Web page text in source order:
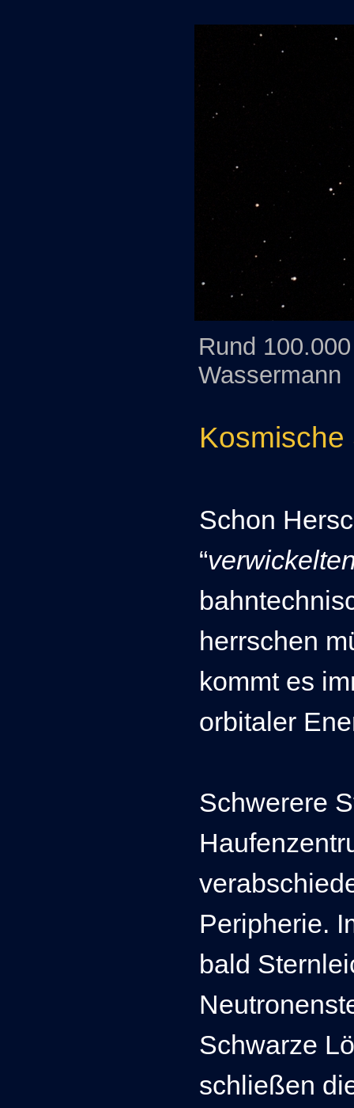
Rund
Wassermann
Schon
“
herrschen
kommt es
orbitaler
Schwerere
Peripherie.
bald
Schwarze
schließen